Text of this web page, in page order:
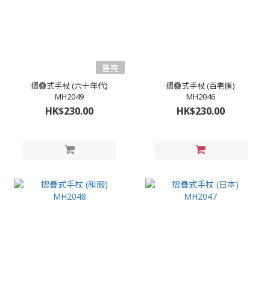
售完
摺疊式手杖 (六十年代)
MH2049
HK$230.00
摺疊式手杖 (百老匯)
MH2046
HK$230.00